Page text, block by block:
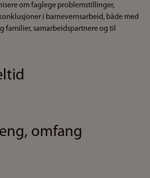
om faglege problemstillinger,
i barnevernsarbeid, både med
familier, samarbeidspartnere og til
omfang